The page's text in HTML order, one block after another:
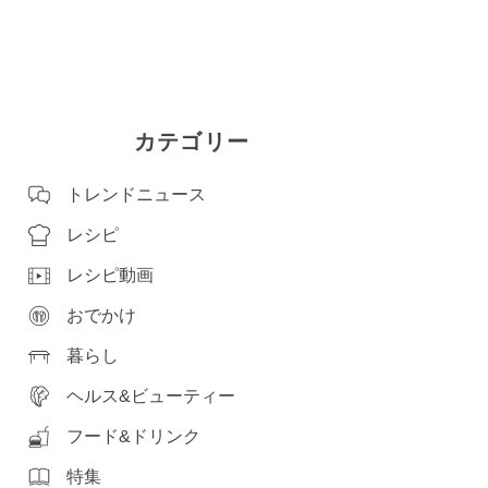
カテゴリー
トレンドニュース
レシピ
レシピ動画
おでかけ
暮らし
ヘルス&ビューティー
フード&ドリンク
特集